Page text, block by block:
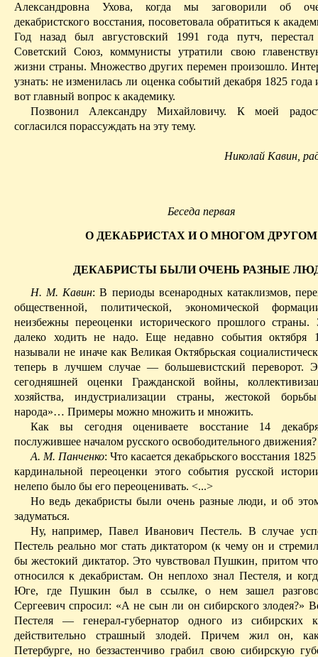
Александровна Ухова, когда мы заговорили об
декабристского восстания, посоветовала обратиться к
Год назад был августовский 1991 года путч, перестал
Советский Союз, коммунисты утратили свою
жизни страны. Множество других перемен произошло.
узнать: не изменилась ли оценка событий декабря 1825
вот главный вопрос к академику.
Позвонил Александру Михайловичу. К моей
согласился порассуждать на эту тему.
Николай Кавин,
Беседа первая
О ДЕКАБРИСТАХ И О МНОГОМ ДРУГОМ
ДЕКАБРИСТЫ БЫЛИ ОЧЕНЬ РАЗНЫЕ
Н. М. Кавин: В периоды всенародных катаклизмов,
общественной, политической, экономической
неизбежны переоценки исторического прошлого страны.
далеко ходить не надо. Еще недавно события октября
называли не иначе как Великая Октябрьская
теперь в лучшем случае — большевистский переворот.
сегодняшней оценки Гражданской войны,
хозяйства, индустриализации страны, жестокой
народа»… Примеры можно множить и множить.
Как вы сегодня оцениваете восстание 14
послужившее началом русского освободительного движения?
А. М. Панченко: Что касается декабрьского восстания
кардинальной переоценки этого события русской
нелепо было бы его переоценивать. <...>
Но ведь декабристы были очень разные люди, и об
задуматься.
Ну, например, Павел Иванович Пестель. В случае
Пестель реально мог стать диктатором (к чему он и
бы жестокий диктатор. Это чувствовал Пушкин, притом
относился к декабристам. Он неплохо знал Пестеля, и
Юге, где Пушкин был в ссылке, о нем зашел
Сергеевич спросил: «А не сын ли он сибирского злодея?»
Пестеля — генерал-губернатор одного из
действительно страшный злодей. Причем жил он,
Петербурге, но беззастенчиво грабил свою сибирскую